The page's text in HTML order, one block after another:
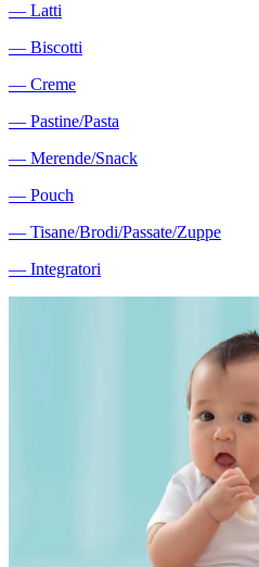
― Latti
― Biscotti
― Creme
― Pastine/Pasta
― Merende/Snack
― Pouch
― Tisane/Brodi/Passate/Zuppe
― Integratori